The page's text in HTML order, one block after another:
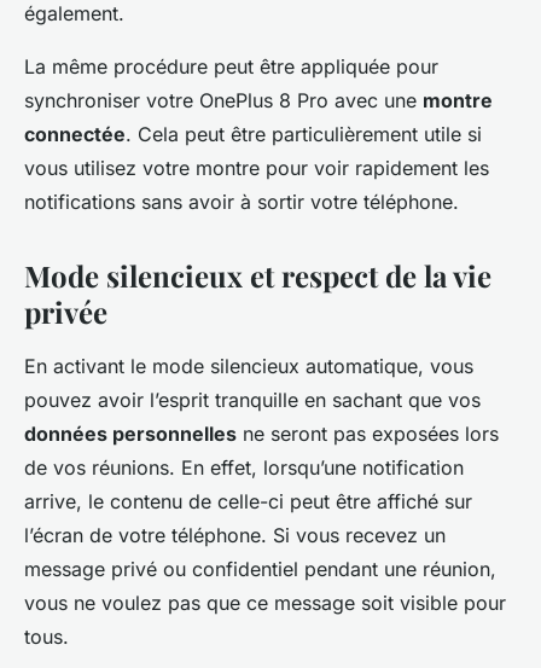
également.
La même procédure peut être appliquée pour
synchroniser votre OnePlus 8 Pro avec une montre
connectée. Cela peut être particulièrement utile si
vous utilisez votre montre pour voir rapidement les
notifications sans avoir à sortir votre téléphone.
Mode silencieux et respect de la vie
privée
En activant le mode silencieux automatique, vous
pouvez avoir l’esprit tranquille en sachant que vos
données personnelles ne seront pas exposées lors
de vos réunions. En effet, lorsqu’une notification
arrive, le contenu de celle-ci peut être affiché sur
l’écran de votre téléphone. Si vous recevez un
message privé ou confidentiel pendant une réunion,
vous ne voulez pas que ce message soit visible pour
tous.